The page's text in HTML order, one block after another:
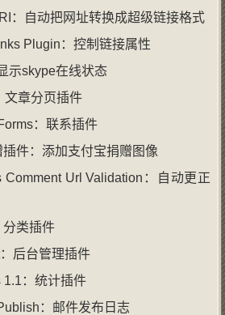
：自动把网址转换成超级链接格式
Plugin：控制链接属性
示skype在线状态
文章分页插件
：联系插件
件：添加支付宝捐赠图像
Comment Url Validation：自动更正
分类插件
后台管理插件
1.1：统计插件
：邮件发布日志